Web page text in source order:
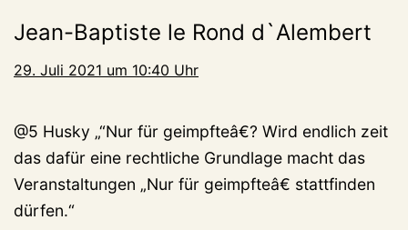
Jean-Baptiste le Rond d`Alembert
29. Juli 2021 um 10:40 Uhr
@5 Husky „“Nur für geimpfteâ€? Wird endlich zeit
das dafür eine rechtliche Grundlage macht das
Veranstaltungen „Nur für geimpfteâ€ stattfinden
dürfen.“